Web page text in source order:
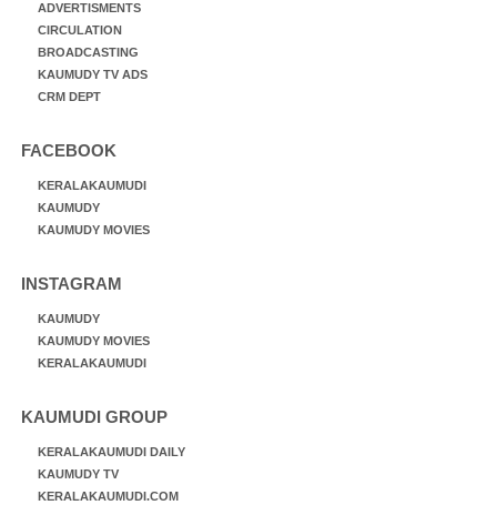
ADVERTISMENTS
CIRCULATION
BROADCASTING
KAUMUDY TV ADS
CRM DEPT
FACEBOOK
KERALAKAUMUDI
KAUMUDY
KAUMUDY MOVIES
INSTAGRAM
KAUMUDY
KAUMUDY MOVIES
KERALAKAUMUDI
KAUMUDI GROUP
KERALAKAUMUDI DAILY
KAUMUDY TV
KERALAKAUMUDI.COM